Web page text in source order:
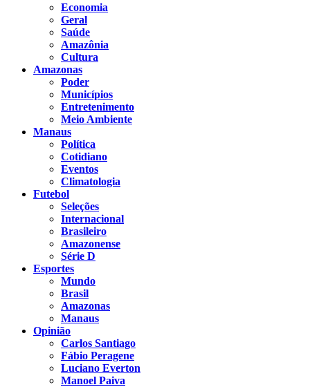
Economia
Geral
Saúde
Amazônia
Cultura
Amazonas
Poder
Municípios
Entretenimento
Meio Ambiente
Manaus
Política
Cotidiano
Eventos
Climatologia
Futebol
Seleções
Internacional
Brasileiro
Amazonense
Série D
Esportes
Mundo
Brasil
Amazonas
Manaus
Opinião
Carlos Santiago
Fábio Peragene
Luciano Everton
Manoel Paiva